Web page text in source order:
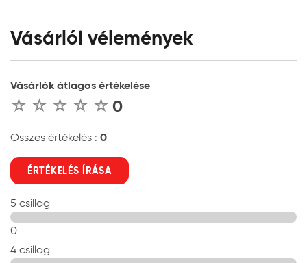
Vásárlói vélemények
Vásárlók átlagos értékelése
0
Összes értékelés : 0
ÉRTÉKELÉS ÍRÁSA
5 csillag
0
4 csillag